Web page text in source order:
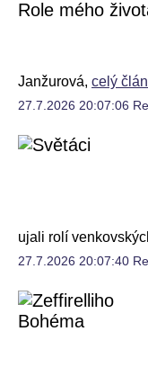
Janžurová, celý
27.7.2026 20:07:06
ujali rolí
27.7.2026 20:07:40